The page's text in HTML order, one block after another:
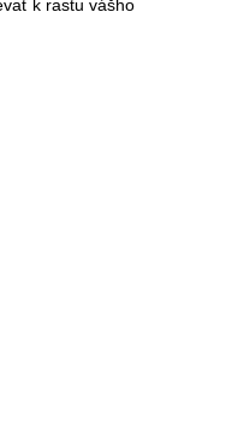
k rastu vášho